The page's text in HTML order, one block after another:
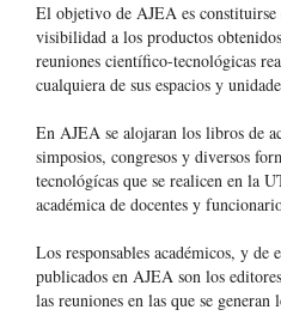
El objetivo de AJEA es constituirse
visibilidad a los productos
reuniones científico-tecnológicas
cualquiera de sus espacios y
En AJEA se alojaran los libros de
simposios, congresos y diversos
tecnológícas que se realicen en la
académica de docentes y
Los responsables académicos, y de
publicados en AJEA son los
las reuniones en las que se